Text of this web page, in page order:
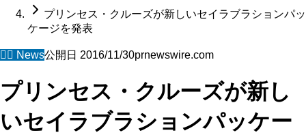
プリンセス・クルーズが新しいセイラブラションパッ
ケージを発表
🧜‍♀️ News公開日 2016/11/30prnewswire.com
プリンセス・クルーズが新し
いセイラブラションパッケー